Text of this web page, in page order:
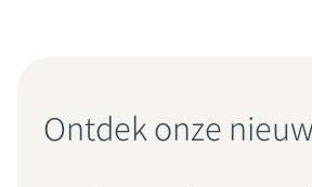
Ontdek onze